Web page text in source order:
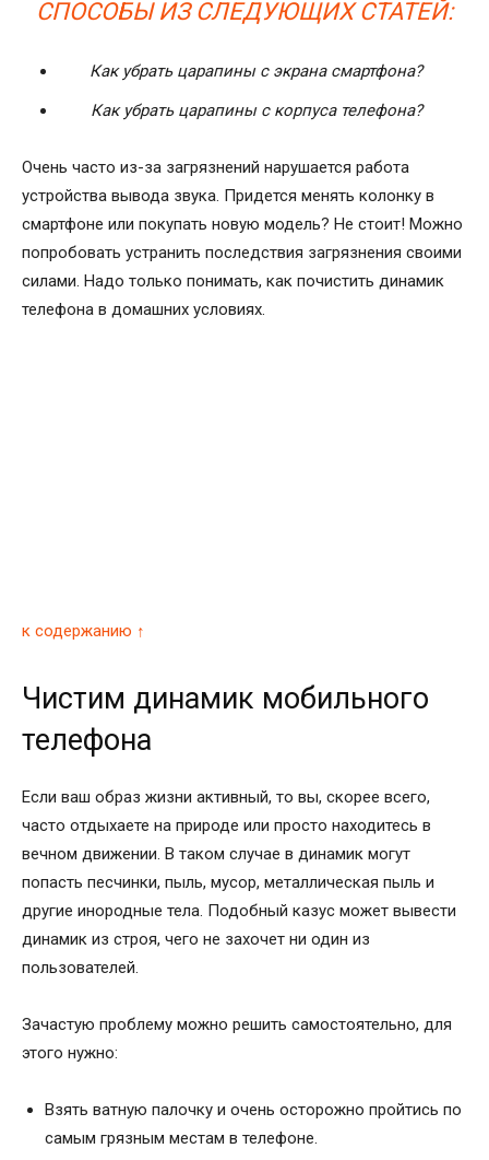
СПОСОБЫ ИЗ СЛЕДУЮЩИХ СТАТЕЙ:
Как убрать царапины с экрана смартфона?
Как убрать царапины с корпуса телефона?
Очень часто из-за загрязнений нарушается работа
устройства вывода звука. Придется менять колонку в
смартфоне или покупать новую модель? Не стоит! Можно
попробовать устранить последствия загрязнения своими
силами. Надо только понимать, как почистить динамик
телефона в домашних условиях.
к содержанию ↑
Чистим динамик мобильного
телефона
Если ваш образ жизни активный, то вы, скорее всего,
часто отдыхаете на природе или просто находитесь в
вечном движении. В таком случае в динамик могут
попасть песчинки, пыль, мусор, металлическая пыль и
другие инородные тела. Подобный казус может вывести
динамик из строя, чего не захочет ни один из
пользователей.
Зачастую проблему можно решить самостоятельно, для
этого нужно:
Взять ватную палочку и очень осторожно пройтись по
самым грязным местам в телефоне.